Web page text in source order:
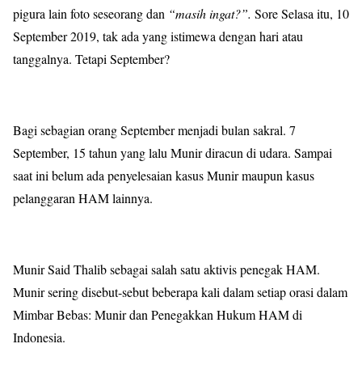
pigura lain foto seseorang dan “masih ingat?”. Sore Selasa itu, 10
September 2019, tak ada yang istimewa dengan hari atau
tanggalnya. Tetapi September?
Bagi sebagian orang September menjadi bulan sakral. 7
September, 15 tahun yang lalu Munir diracun di udara. Sampai
saat ini belum ada penyelesaian kasus Munir maupun kasus
pelanggaran HAM lainnya.
Munir Said Thalib sebagai salah satu aktivis penegak HAM.
Munir sering disebut-sebut beberapa kali dalam setiap orasi dalam
Mimbar Bebas: Munir dan Penegakkan Hukum HAM di
Indonesia.